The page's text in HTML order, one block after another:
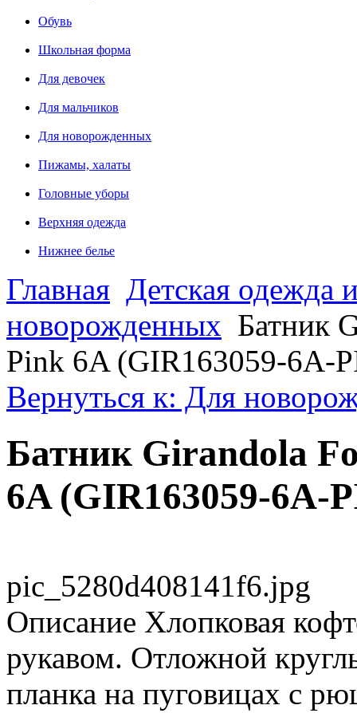
Обувь
Школьная форма
Для девочек
Для мальчиков
Для новорожденных
Пижамы, халаты
Головные уборы
Верхняя одежда
Нижнее белье
Главная Детская одежда
новорожденных Батник
Pink 6A (GIR163059-6A-
Вернуться к: Для
Батник Girandola
6A (GIR163059-6A-
pic_5280d408141f6.jpg
Описание Хлопковая
рукавом. Отложной
планка на пуговицах с